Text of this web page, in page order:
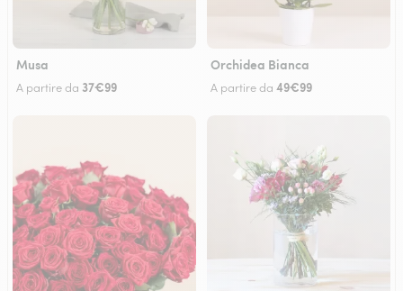
Musa
A partire da 37€99
Orchidea Bianca
A partire da 49€99